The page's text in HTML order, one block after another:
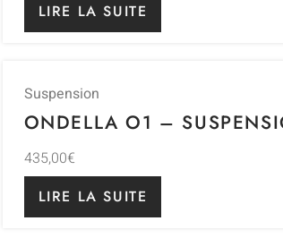
LIRE LA SUITE
Suspension
ONDELLA O1 –
435,00€
LIRE LA SUITE